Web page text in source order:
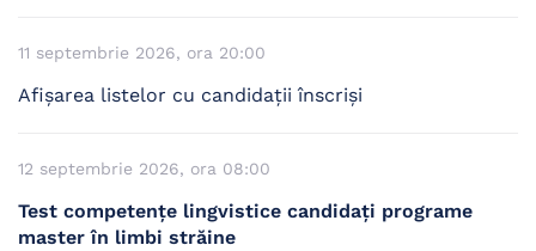
11 septembrie 2026, ora 20:00
Afișarea listelor cu candidații înscriși
12 septembrie 2026, ora 08:00
Test competențe lingvistice candidați programe
master în limbi străine